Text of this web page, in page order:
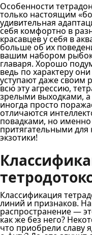
Особенности
только настоящим
удивительная
себя комфортно в
красавцев у себя в
больше об их
вашим набором
главаря. Хорошо
ведь по характеру
уступают даже своим
всю эту агрессию,
зрелыми выходками,
иногда просто
отличаются
повадками, но именно
притягательными
экзотики!
Классификация
линий и признаков.
распространение —
как же без него?
что приобрели славу